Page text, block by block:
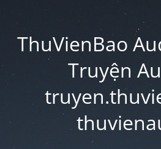
ThuVienBao
Truyện